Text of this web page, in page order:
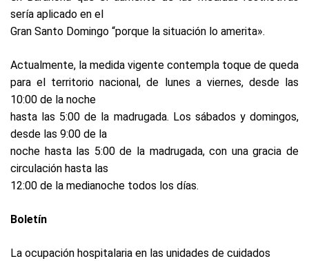
sería aplicado en el
Gran Santo Domingo “porque la situación lo amerita».
Actualmente, la medida vigente contempla toque de queda
para el territorio nacional, de lunes a viernes, desde las
10:00 de la noche
hasta las 5:00 de la madrugada. Los sábados y domingos,
desde las 9:00 de la
noche hasta las 5:00 de la madrugada, con una gracia de
circulación hasta las
12:00 de la medianoche todos los días.
Boletín
La ocupación hospitalaria en las unidades de cuidados